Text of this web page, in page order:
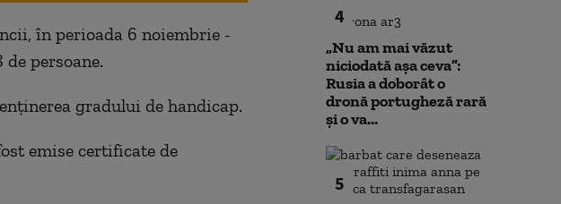
în perioada 6 noiembrie -
de persoane.
gradului de handicap.
emise certificate de
4
„Nu am mai văzut
niciodată așa ceva”:
Rusia a doborât o
dronă portugheză rară
și o va...
5